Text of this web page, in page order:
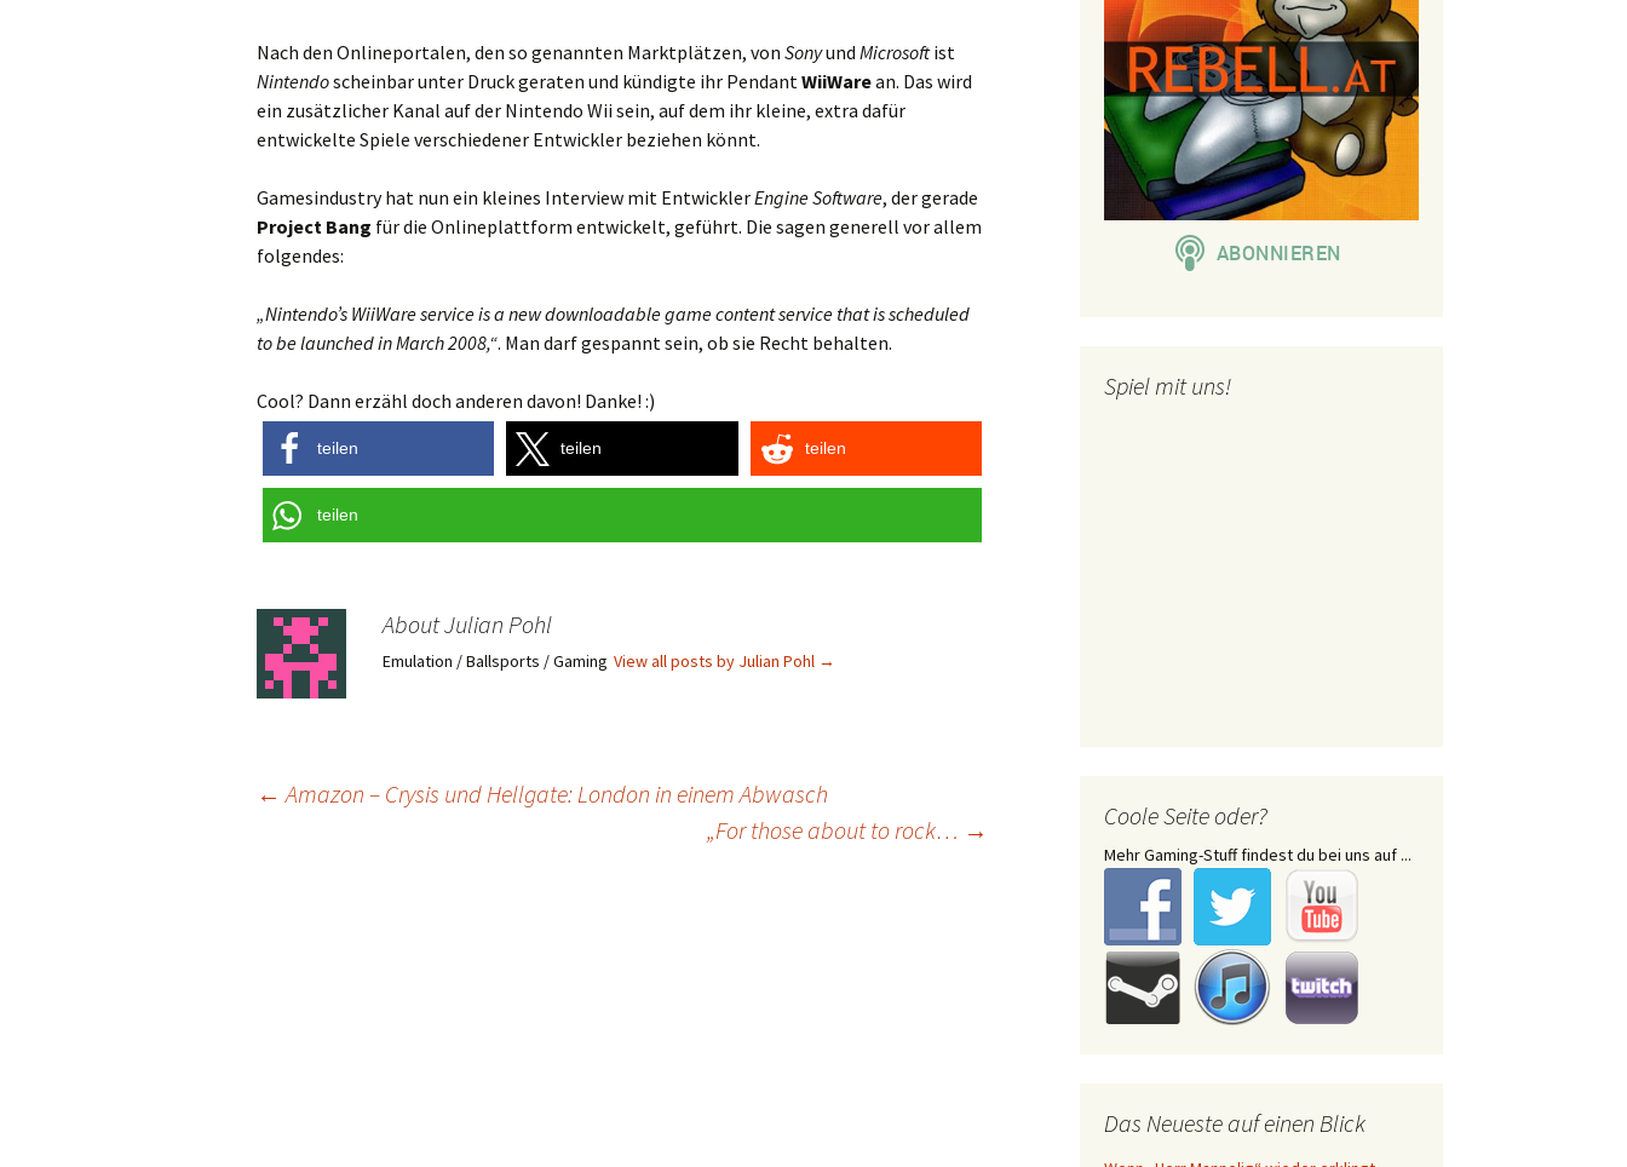
Nach den Onlineportalen, den so genannten Marktplätzen, von Sonyund Microsoftist
Nintendoscheinbar unter Druck geraten und kündigte ihr PendantWiiWarean. Das wird
ein zusätzlicher Kanal auf der Nintendo Wii sein, auf dem ihr kleine, extra dafür
entwickelte Spiele verschiedener Entwickler beziehen könnt.
Gamesindustry hat nun ein kleines Interview mit EntwicklerEngine Software, der gerade
Project Bang für die Onlineplattform entwickelt, geführt. Die sagen generell vor allem
folgendes:
„Nintendo’s WiiWare service is a new downloadable game content service that is scheduled
to be launched in March 2008,“. Man darf gespannt sein, ob sie Recht behalten.
Cool? Dann erzähl doch anderen davon! Danke! :)
teilen teilen teilen
teilen
About Julian Pohl
Emulation / Ballsports / Gaming View all posts by Julian Pohl →
← Amazon – Crysis und Hellgate: London in einem Abwasch
„For those about to rock… →
Spiel mit uns!
Coole Seite oder?
Mehr Gaming-Stuff findest du bei uns auf ...
Das Neueste auf einen Blick